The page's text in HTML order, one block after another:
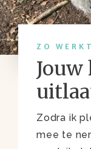
ZO
Jouw
Zodra ik
mee te